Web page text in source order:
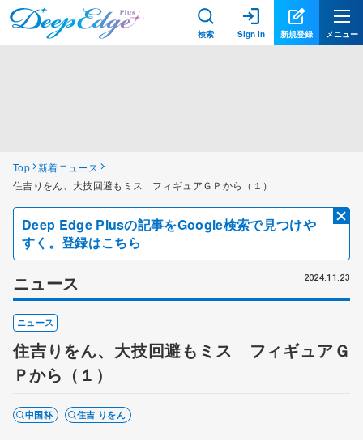
検索 Sign in 新規登録 メニュー
Top 新着ニュース
住吉りをん、大技回避もミス フィギュアＧＰから（１）
Deep Edge Plusの記事をGoogle検索で見つけや
すく。登録はこちら
ニュース 2024.11.23
ニュース
住吉りをん、大技回避もミス フィギュアＧ
Ｐから（１）
中国杯 住吉 りをん